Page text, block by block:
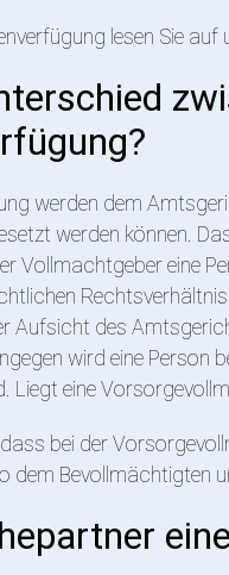
lesen Sie auf
werden dem
werden können.
Vollmachtgeber eine
Aufsicht des
wird eine
eine
bei der
dem Bevollmächtigten